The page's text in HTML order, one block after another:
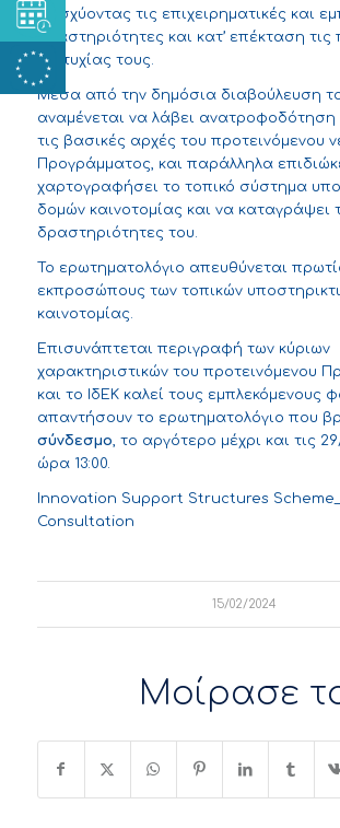
ενισχύοντας τις επιχειρηματικές και
δραστηριότητες και κατ’ επέκταση τις
επιτυχίας τους.
Μέσα από την δημόσια διαβούλευση το
αναμένεται να λάβει
τις βασικές αρχές του προτεινόμενου
Προγράμματος, και παράλληλα
χαρτογραφήσει το τοπικό σύστημα
δομών καινοτομίας και να καταγράψει
δραστηριότητες του.
Το ερωτηματολόγιο απευθύνεται
εκπροσώπους των τοπικών
καινοτομίας.
Επισυνάπτεται περιγραφή των κύριων
χαρακτηριστικών του προτεινόμενου
και το ΙδΕΚ καλεί τους εμπλεκόμενους
απαντήσουν το ερωτηματολόγιο που
σύνδεσμο, το αργότερο μέχρι και τις
ώρα 13:00.
Innovation Support Structures
Consultation
15/02/2024
Μοίρασε